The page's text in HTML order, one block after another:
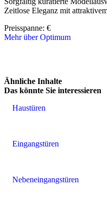
Zeitlose Eleganz mit
Preisspanne: €
Mehr über Optimum
Ähnliche Inhalte
Das könnte Sie interessieren
Haustüren
Eingangstüren
Nebeneingangstüren